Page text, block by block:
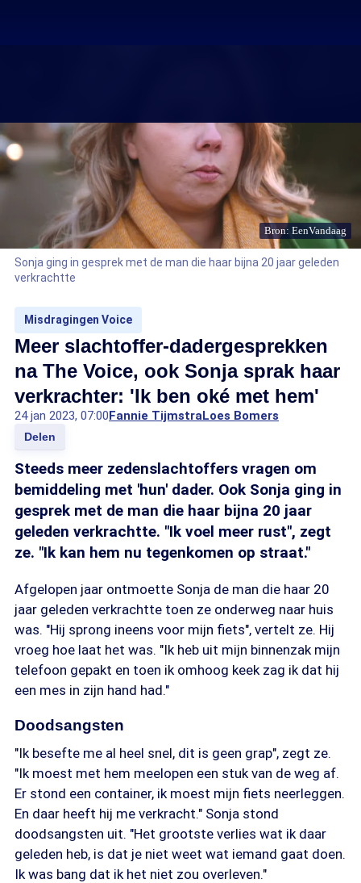
Bron: EenVandaag
Sonja ging in gesprek met de man die haar bijna 20 jaar geleden
verkrachtte
Misdragingen Voice
Meer slachtoffer-dadergesprekken
na The Voice, ook Sonja sprak haar
verkrachter: 'Ik ben oké met hem'
24 jan 2023, 07:00Fannie TijmstraLoes Bomers
Delen
Steeds meer zedenslachtoffers vragen om
bemiddeling met 'hun' dader. Ook Sonja ging in
gesprek met de man die haar bijna 20 jaar
geleden verkrachtte. "Ik voel meer rust", zegt
ze. "Ik kan hem nu tegenkomen op straat."
Afgelopen jaar ontmoette Sonja de man die haar 20
jaar geleden verkrachtte toen ze onderweg naar huis
was. "Hij sprong ineens voor mijn fiets", vertelt ze. Hij
vroeg hoe laat het was. "Ik heb uit mijn binnenzak mijn
telefoon gepakt en toen ik omhoog keek zag ik dat hij
een mes in zijn hand had."
Doodsangsten
"Ik besefte me al heel snel, dit is geen grap", zegt ze.
"Ik moest met hem meelopen een stuk van de weg af.
Er stond een container, ik moest mijn fiets neerleggen.
En daar heeft hij me verkracht." Sonja stond
doodsangsten uit. "Het grootste verlies wat ik daar
geleden heb, is dat je niet weet wat iemand gaat doen.
Ik was bang dat ik het niet zou overleven."